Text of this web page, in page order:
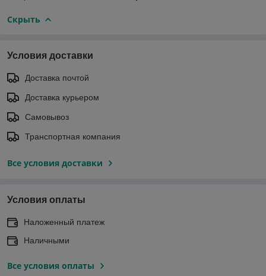
Скрыть
Условия доставки
Доставка почтой
Доставка курьером
Самовывоз
Транспортная компания
Все условия доставки
Условия оплаты
Наложенный платеж
Наличными
Все условия оплаты